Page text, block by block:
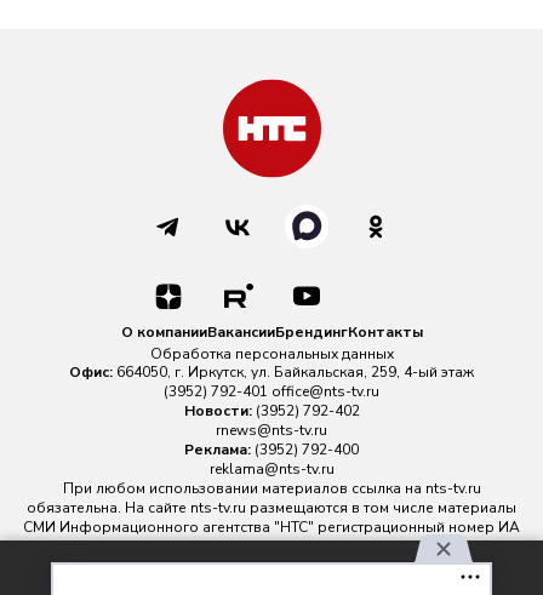
О компанииВакансииБрендингКонтакты
Обработка персональных данных
Офис: 664050, г. Иркутск, ул. Байкальская, 259, 4-ый этаж
(3952) 792-401 office@nts-tv.ru
Новости: (3952) 792-402
rnews@nts-tv.ru
Реклама: (3952) 792-400
reklama@nts-tv.ru
При любом использовании материалов ссылка на nts-tv.ru
обязательна. На сайте nts-tv.ru размещаются в том числе материалы
СМИ Информационного агентства "НТС" регистрационный номер ИА
№ ФС 77 - 88763 зарегистрировано Федеральной службой по
надзору в сфере связи, информационных технологий и массовых